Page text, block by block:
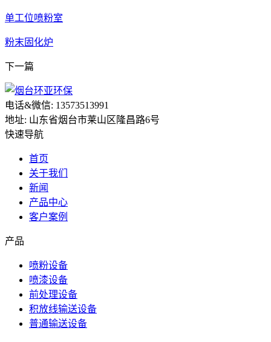
单工位喷粉室
粉末固化炉
下一篇
电话&微信: 13573513991
地址: 山东省烟台市莱山区隆昌路6号
快速导航
首页
关于我们
新闻
产品中心
客户案例
产品
喷粉设备
喷漆设备
前处理设备
积放线输送设备
普通输送设备